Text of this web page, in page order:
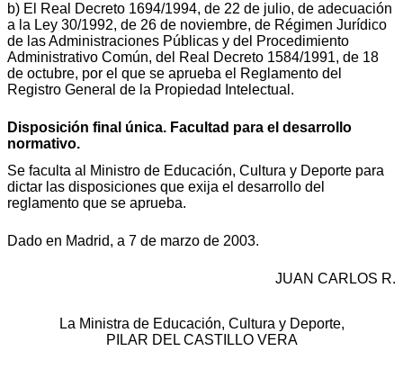
b) El Real Decreto 1694/1994, de 22 de julio, de adecuación
a la Ley 30/1992, de 26 de noviembre, de Régimen Jurídico
de las Administraciones Públicas y del Procedimiento
Administrativo Común, del Real Decreto 1584/1991, de 18
de octubre, por el que se aprueba el Reglamento del
Registro General de la Propiedad Intelectual.
Disposición final única. Facultad para el desarrollo
normativo.
Se faculta al Ministro de Educación, Cultura y Deporte para
dictar las disposiciones que exija el desarrollo del
reglamento que se aprueba.
Dado en Madrid, a 7 de marzo de 2003.
JUAN CARLOS R.
La Ministra de Educación, Cultura y Deporte,
PILAR DEL CASTILLO VERA